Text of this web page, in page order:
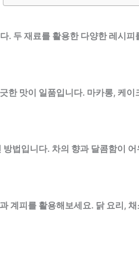
. 두 재료를 활용한 다양한 레시피
한 맛이 일품입니다. 마카롱, 케
법입니다. 차의 향과 달콤함이
계피를 활용해보세요. 닭 요리,